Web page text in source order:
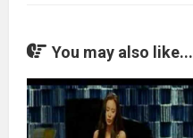
You may also like...